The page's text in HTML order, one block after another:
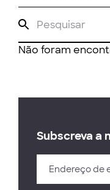
Não foram
Subscreva a